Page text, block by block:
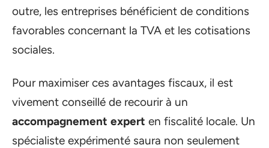
outre, les entreprises bénéficient de conditions
favorables concernant la TVA et les cotisations
sociales.
Pour maximiser ces avantages fiscaux, il est
vivement conseillé de recourir à un
accompagnement expert en fiscalité locale. Un
spécialiste expérimenté saura non seulement